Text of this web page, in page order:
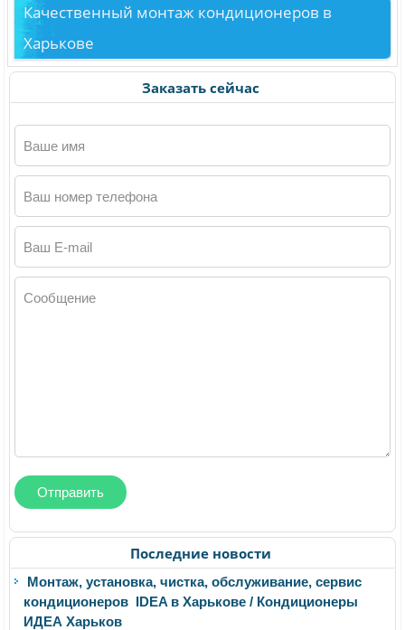
Качественный монтаж кондиционеров в
Харькове
Заказать сейчас
Ваше имя
Ваш номер телефона
Ваш E-mail
Сообщение
Последние новости
Монтаж, установка, чистка, обслуживание, сервис
кондиционеров IDEA в Харькове / Кондиционеры
ИДЕА Харьков